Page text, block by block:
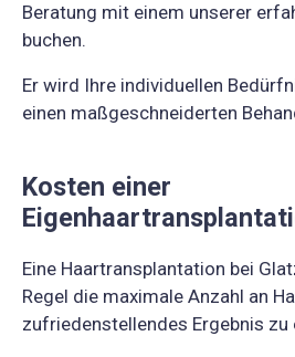
Beratung mit einem unserer
buchen.
Er wird Ihre individuellen
einen maßgeschneiderten
Kosten einer
Eine Haartransplantation bei
Regel die maximale Anzahl an
zufriedenstellendes Ergebnis zu